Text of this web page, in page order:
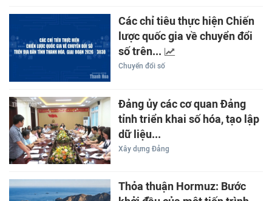
Các chỉ tiêu thực hiện Chiến
lược quốc gia về chuyển đổi
số trên...
Chuyển đổi số
Đảng ủy các cơ quan Đảng
tỉnh triển khai số hóa, tạo lập
dữ liệu...
Xây dựng Đảng
Thỏa thuận Hormuz: Bước